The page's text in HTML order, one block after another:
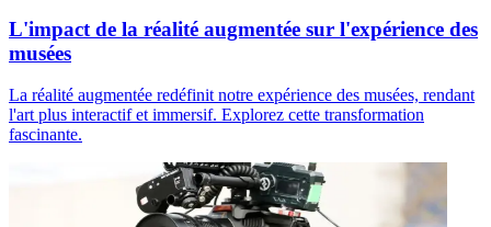
L'impact de la réalité augmentée sur l'expérience des
musées
La réalité augmentée redéfinit notre expérience des musées, rendant
l'art plus interactif et immersif. Explorez cette transformation
fascinante.